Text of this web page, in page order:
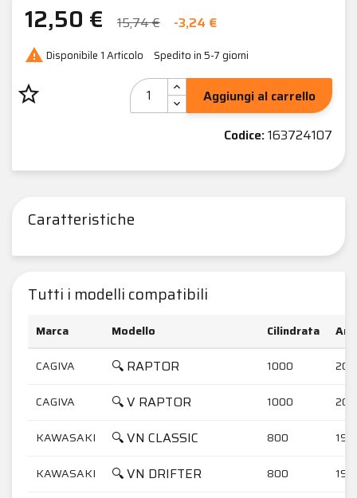
12,50 € 15,74 € -3,24 €
 Disponibile 1 Articolo Spedito in 5-7 giorni
star_border
Aggiungi al carrello
Codice:163724107
Caratteristiche
Tutti i modelli compatibili
Marca Modello Cilindrata
CAGIVA
🔍 RAPTOR 1000
CAGIVA 🔍 V RAPTOR 1000
KAWASAKI 🔍 VN CLASSIC 800
KAWASAKI 🔍 VN DRIFTER 800